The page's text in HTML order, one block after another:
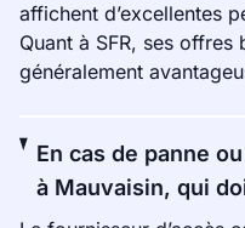
affichent d’excellentes
Quant à SFR, ses
généralement
En cas de panne
à Mauvaisin, qui